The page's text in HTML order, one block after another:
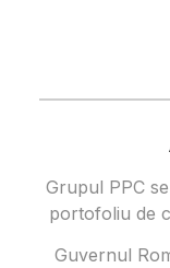
Grupul PPC
portofoliu de
Guvernul